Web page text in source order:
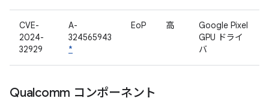
CVE-
2024-
32929
A-
324565943
*
EoP 高
Google Pixel
GPU ドライ
バ
Qualcomm コンポーネント